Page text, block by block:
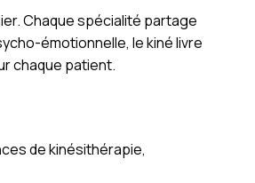
Chaque spécialité partage
émotionnelle, le kiné livre
chaque patient.
de kinésithérapie,